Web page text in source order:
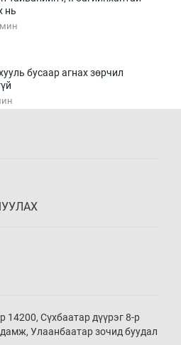
нь
мин
бусаар агнах зөрчил
14200, Сүхбаатар дүүрэг 8-р
Улаанбаатар зочид буудал